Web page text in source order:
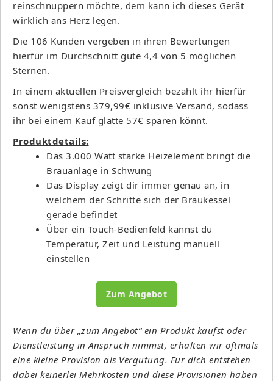
reinschnuppern möchte, dem kann ich dieses Gerät
wirklich ans Herz legen.
Die 106 Kunden vergeben in ihren Bewertungen
hierfür im Durchschnitt gute 4,4 von 5 möglichen
Sternen.
In einem aktuellen Preisvergleich bezahlt ihr hierfür
sonst wenigstens 379,99€ inklusive Versand, sodass
ihr bei einem Kauf glatte 57€ sparen könnt.
Produktdetails:
Das 3.000 Watt starke Heizelement bringt die
Brauanlage in Schwung
Das Display zeigt dir immer genau an, in
welchem der Schritte sich der Braukessel
gerade befindet
Über ein Touch-Bedienfeld kannst du
Temperatur, Zeit und Leistung manuell
einstellen
Zum Angebot
Wenn du über „zum Angebot“ ein Produkt kaufst oder
Dienstleistung in Anspruch nimmst, erhalten wir oftmals
eine kleine Provision als Vergütung. Für dich entstehen
dabei keinerlei Mehrkosten und diese Provisionen haben